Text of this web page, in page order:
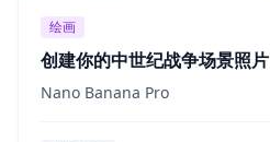
绘画
创建你的中世纪战争场景照片
Nano Banana Pro